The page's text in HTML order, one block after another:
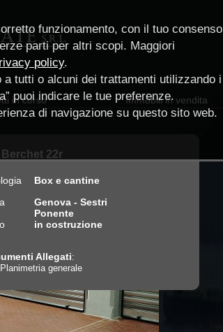
in corso Immobili in vendita
Berchet 22r
Box e cantine
Genova - Sestri
Ponente
in costruzione
Allegati:
Planimetria generale
funzionamento, con il tuo consenso
parti per altri scopi. Maggiori
policy.
tutti o alcuni dei trattamenti utilizzando i
puoi indicare le tue preferenze.
di navigazione su questo sito web.